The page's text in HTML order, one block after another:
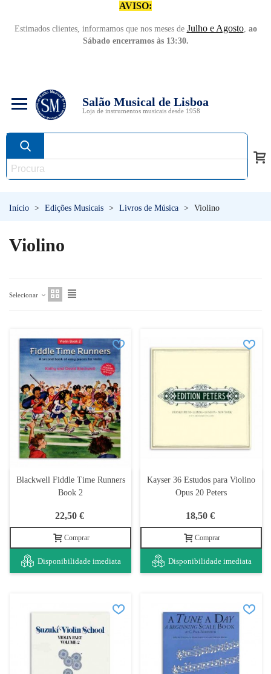
AVISO:
Estimados clientes, informamos que nos meses de Julho e Agosto, ao
Sábado encerramos às 13:30.
Salão Musical de Lisboa
Loja de instrumentos musicais desde 1958
Início > Edições Musicais > Livros de Música > Violino
Violino
Selecionar
Blackwell Fiddle Time Runners
Book 2
22,50 €
Comprar
Disponibilidade imediata
Kayser 36 Estudos para Violino
Opus 20 Peters
18,50 €
Comprar
Disponibilidade imediata